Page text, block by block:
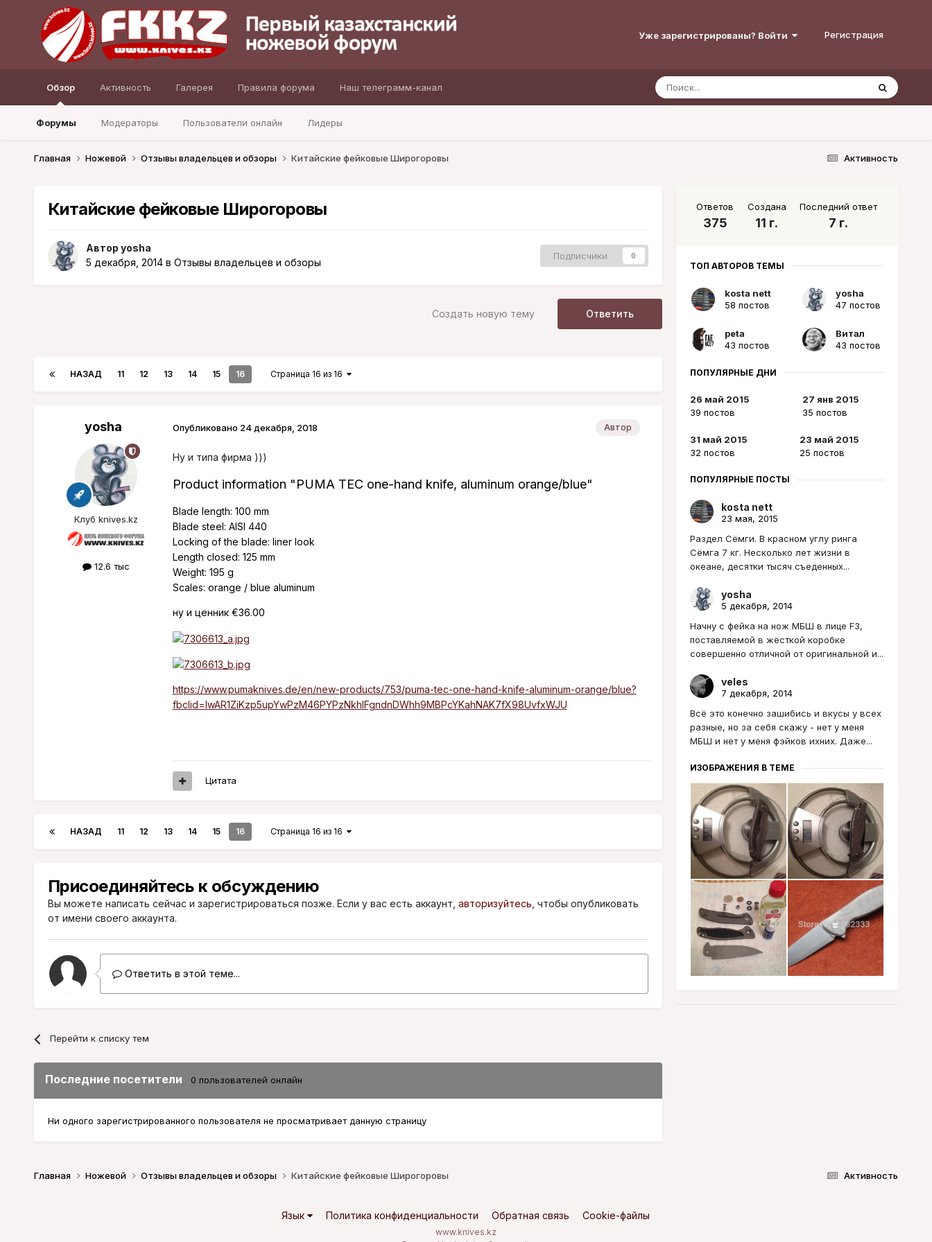
Уже зарегистрированы? Войти Регистрация
Обзор
Форумы Модераторы Пользователи онлайн Лидеры
Активность Галерея Правила форума Наш телеграмм-канал
Активность
Главная Ножевой Отзывы владельцев и обзоры Китайские фейковые Широгоровы
Китайские фейковые Широгоровы
Автор yosha
5 декабря, 2014в Отзывы владельцев и обзоры
Подписчики 0
Ответить
Создать новую тему
НАЗАД 11 12 13 14 15 16 Страница 16 из 16
yosha
Клуб knives.kz
12.6 тыс
Автор
Опубликовано 24 декабря, 2018
Ну и типа фирма )))
Product information "PUMA TEC one-hand knife, aluminum orange/blue"
Blade length: 100 mm
Blade steel: AISI 440
Locking of the blade: liner look
Length closed: 125 mm
Weight: 195 g
Scales: orange / blue aluminum
ну и ценник €36.00
https://www.pumaknives.de/en/new-products/753/puma-tec-one-hand-knife-aluminum-orange/blue?
fbclid=IwAR1ZiKzp5upYwPzM46PYPzNkhIFgndnDWhh9MBPcYKahNAK7fX98UvfxWJU
Цитата
НАЗАД 11 12 13 14 15 16 Страница 16 из 16
Присоединяйтесь к обсуждению
Вы можете написать сейчас и зарегистрироваться позже. Если у вас есть аккаунт, авторизуйтесь , чтобы опубликовать
от имени своего аккаунта.
Ответить в этой теме...
Перейти к списку тем
Последние посетители 0 пользователей онлайн
Ни одного зарегистрированного пользователя не просматривает данную страницу
Ответов
375
Создана
11 г.
Последний ответ
7 г.
ТОП АВТОРОВ ТЕМЫ
kosta nett
58 постов
yosha
47 постов
peta
43 постов
Витал
43 постов
ПОПУЛЯРНЫЕ ДНИ
26 май 2015
39 постов
27 янв 2015
35 постов
31 май 2015
32 постов
23 май 2015
25 постов
ПОПУЛЯРНЫЕ ПОСТЫ
kosta nett
23 мая, 2015
Раздел Сёмги. В красном углу ринга
Сёмга 7 кг. Несколько лет жизни в
океане, десятки тысяч съеденных...
yosha
5 декабря, 2014
Начну с фейка на нож МБШ в лице F3,
поставляемой в жёсткой коробке
совершенно отличной от оригинальной и...
veles
7 декабря, 2014
Всё это конечно зашибись и вкусы у всех
разные, но за себя скажу - нет у меня
МБШ и нет у меня фэйков ихних. Даже...
ИЗОБРАЖЕНИЯ В ТЕМЕ
Активность
Главная Ножевой Отзывы владельцев и обзоры Китайские фейковые Широгоровы
Язык Политика конфиденциальности Обратная связь Cookie-файлы
www.knives.kz